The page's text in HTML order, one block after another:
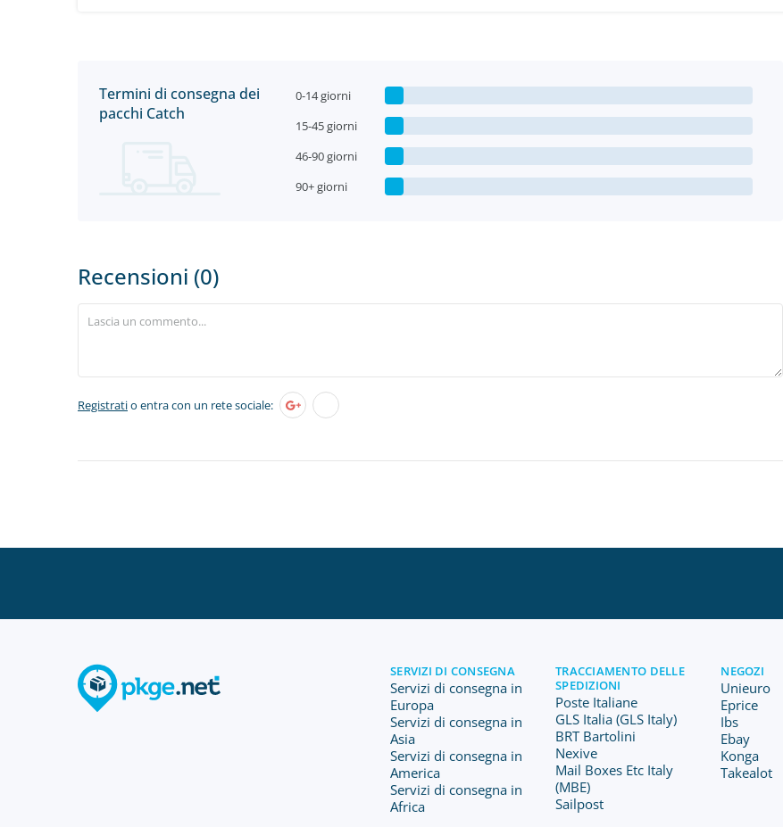
Termini di consegna dei
pacchi Catch
0-14 giorni
15-45 giorni
46-90 giorni
90+ giorni
Recensioni (0)
Registratio entra con un rete sociale:
SERVIZI DI CONSEGNA
Servizi di consegna in
Europa
Servizi di consegna in
Asia
Servizi di consegna in
America
Servizi di consegna in
Africa
TRACCIAMENTO DELLE
SPEDIZIONI
Poste Italiane
GLS Italia (GLS Italy)
BRT Bartolini
Nexive
Mail Boxes Etc Italy
(MBE)
Sailpost
NEGOZI
Unieuro
Eprice
Ibs
Ebay
Konga
Takealot